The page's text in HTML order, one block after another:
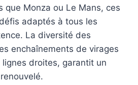
que Monza ou Le Mans, ces
adaptés à tous les
La diversité des
enchaînements de virages
droites, garantit un